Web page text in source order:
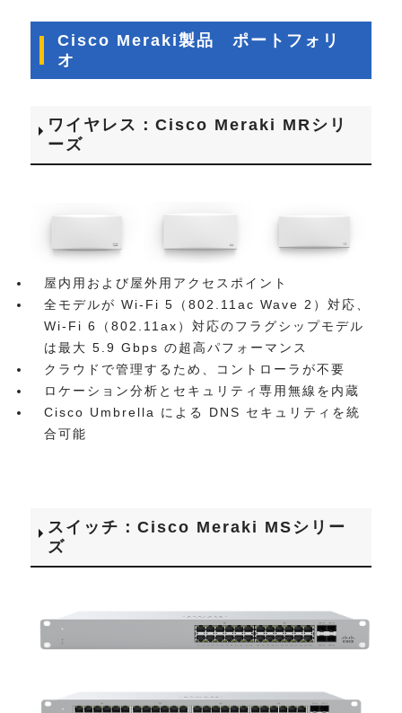
Cisco Meraki製品 ポートフォリ
オ
ワイヤレス：Cisco Meraki MRシリ
ーズ
屋内用および屋外用アクセスポイント
全モデルが Wi-Fi 5（802.11ac Wave 2）対応、
Wi-Fi 6（802.11ax）対応のフラグシップモデル
は最大 5.9 Gbps の超高パフォーマンス
クラウドで管理するため、コントローラが不要
ロケーション分析とセキュリティ専用無線を内蔵
Cisco Umbrella による DNS セキュリティを統
合可能
スイッチ：Cisco Meraki MSシリー
ズ